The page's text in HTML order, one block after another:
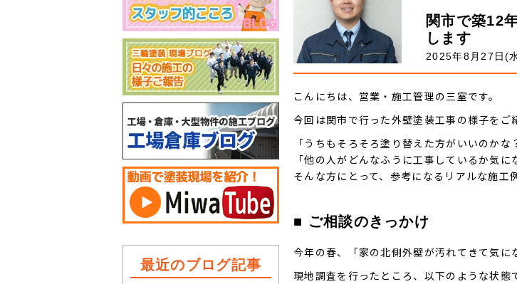
関市で築12
します
2025年8月27日(
こんにちは、営業・施工管理の三室です。
今回は関市で行った外壁塗装工事の様子をご
「うちもそろそろ塗り替えた方がいいのかな
「他の人がどんなふうに工事しているか気に
そんな方にとって、参考になるリアルな施工
■ ご相談のきっかけ
今年の春、「家の北側外壁が汚れてきて気に
現地調査を行ったところ、以下のような状態
最近のブログ記事